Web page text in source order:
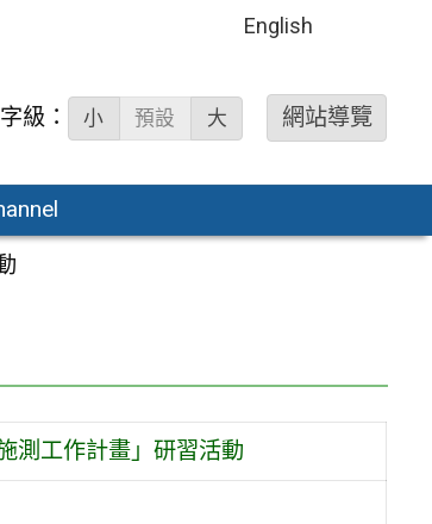
English
字級： 小 預設 大 網站導覽
測工作計畫」研習活動